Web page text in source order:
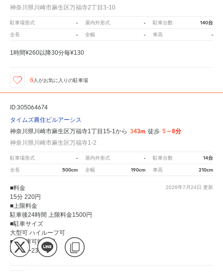
神奈川県川崎市麻生区万福寺2丁目3-10
駐車場形式 - 屋内外形式 - 駐車台数 140台
全長 - 全幅 - 車高 -
1時間¥260以降30分毎¥130
6 人がお気に入りの駐車場
ID:305064674
タイムズ農住ビルアーシス
神奈川県川崎市麻生区万福寺1丁目15-1から 343m 徒歩 5～8分
神奈川県川崎市麻生区万福寺1-2
駐車場形式 - 屋内外形式 - 駐車台数 14台
全長 500cm 全幅 190cm 車高 210cm
2026年7月24日 更新
■料金
15分 220円
■上限料金
駐車後24時間 上限料金1500円
■駐車サイズ
大型可 ハイルーフ可
■入出庫可能時間
08:00〜23:00